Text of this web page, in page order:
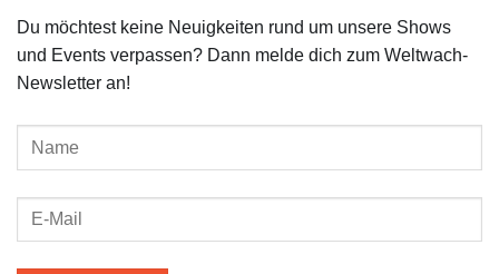
Du möchtest keine Neuigkeiten rund um unsere Shows
und Events verpassen? Dann melde dich zum Weltwach-
Newsletter an!